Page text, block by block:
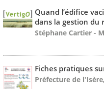
Quand l’édifice
dans la gestion du
Stéphane Cartier -
Fiches pratiques
Préfecture de l'Isère